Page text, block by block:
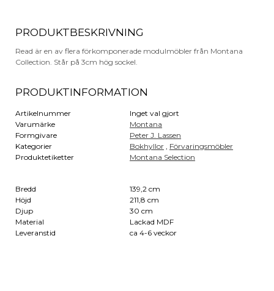
PRODUKTBESKRIVNING
Read är en av flera förkomponerade modulmöbler från Montana
Collection. Står på 3cm hög sockel.
PRODUKTINFORMATION
Artikelnummer
Inget val gjort
Varumärke
Montana
Formgivare
Peter J. Lassen
Kategorier
Bokhyllor
Förvaringsmöbler
Produktetiketter
Montana Selection
Bredd
139,2 cm
Höjd
211,8 cm
Djup
30 cm
Material
Lackad MDF
Leveranstid
ca 4-6 veckor